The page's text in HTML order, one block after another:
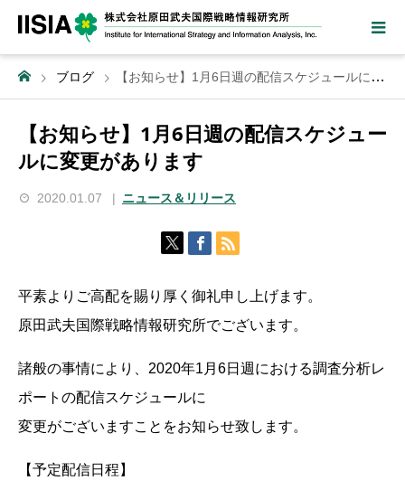
ブログ 【お知らせ】1月6日週の配信スケジュールに変更があります
【お知らせ】1月6日週の配信スケジュー
ルに変更があります
2020.01.07 ニュース＆リリース
平素よりご高配を賜り厚く御礼申し上げます。
原田武夫国際戦略情報研究所でございます。
諸般の事情により、2020年1月6日週における調査分析レ
ポートの配信スケジュールに
変更がございますことをお知らせ致します。
【予定配信日程】